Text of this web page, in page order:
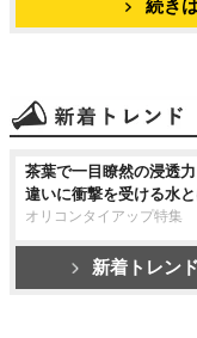
続き
茶葉で一目瞭然の浸透
違いに衝撃を受ける水
オリコンタイアップ特集
新着トレン